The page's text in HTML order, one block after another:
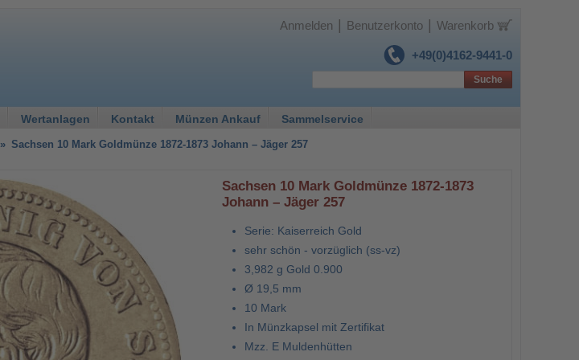
+49(0)4162-9441-0
Anmelden Benutzerkonto Warenkorb
Wertanlagen Kontakt Münzen Ankauf Sammelservice
Suche
» Sachsen 10 Mark Goldmünze 1872-1873 Johann – Jäger 257
Sachsen 10 Mark Goldmünze 1872-1873
Johann – Jäger 257
Serie: Kaiserreich Gold
sehr schön - vorzüglich (ss-vz)
3,982 g Gold 0.900
Ø 19,5 mm
10 Mark
In Münzkapsel mit Zertifikat
Mzz. E Muldenhütten